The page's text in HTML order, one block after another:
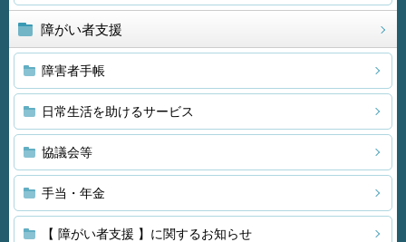
障がい者支援
障害者手帳
日常生活を助けるサービス
協議会等
手当・年金
【 障がい者支援 】に関するお知らせ